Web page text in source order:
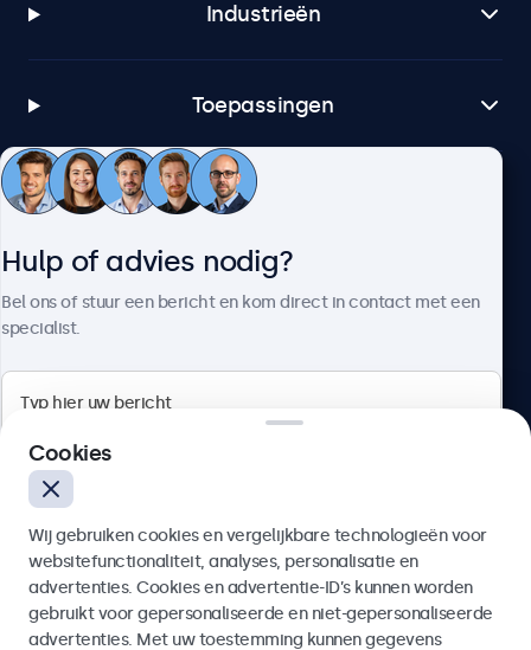
Industrieën
Toepassingen
Klantenservice
4.8/5 door 5000+ bedrijven
Nederlands
Hulp of advies nodig?
Bel ons of stuur een bericht en kom direct in contact met een
specialist.
Verzenden
Cookies
Wij gebruiken cookies en vergelijkbare technologieën voor
websitefunctionaliteit, analyses, personalisatie en
advertenties. Cookies en advertentie-ID’s kunnen worden
gebruikt voor gepersonaliseerde en niet-gepersonaliseerde
advertenties. Met uw toestemming kunnen gegevens